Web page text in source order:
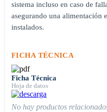
sistema incluso en caso de
asegurando una alimentación
instalados.
FICHA TÉCNICA
Ficha Técnica
Hoja de datos
No hay productos